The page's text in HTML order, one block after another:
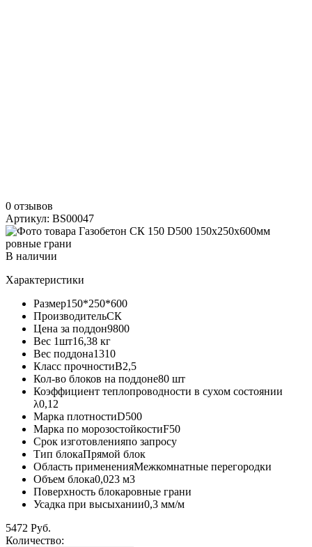
0 отзывов
Артикул: BS00047
В наличии
Характеристики
Размер150*250*600
ПроизводительСК
Цена за поддон9800
Вес 1шт16,38 кг
Вес поддона1310
Класс прочностиB2,5
Кол-во блоков на поддоне80 шт
Коэффициент теплопроводности в сухом состоянии
λ0,12
Марка плотностиD500
Марка по морозостойкостиF50
Срок изготовленияпо запросу
Тип блокаПрямой блок
Область примененияМежкомнатные перегородки
Объем блока0,023 м3
Поверхность блокаровные грани
Усадка при высыхании0,3 мм/м
5472 Руб.
Количество: